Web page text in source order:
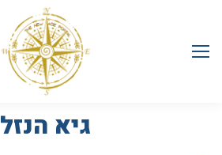
גיא הנזל